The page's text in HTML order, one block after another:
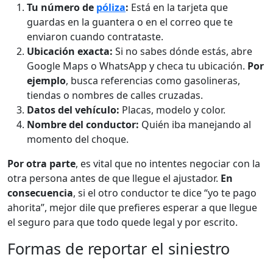
Tu número de póliza: Está en la tarjeta que
guardas en la guantera o en el correo que te
enviaron cuando contrataste.
Ubicación exacta: Si no sabes dónde estás, abre
Google Maps o WhatsApp y checa tu ubicación. Por
ejemplo, busca referencias como gasolineras,
tiendas o nombres de calles cruzadas.
Datos del vehículo: Placas, modelo y color.
Nombre del conductor: Quién iba manejando al
momento del choque.
Por otra parte, es vital que no intentes negociar con la
otra persona antes de que llegue el ajustador. En
consecuencia, si el otro conductor te dice “yo te pago
ahorita”, mejor dile que prefieres esperar a que llegue
el seguro para que todo quede legal y por escrito.
Formas de reportar el siniestro